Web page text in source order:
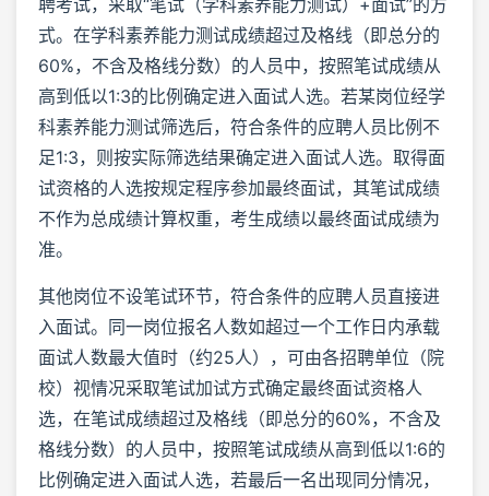
式。在学科素养能力测试成绩超过及格线（即总分的
60%，不含及格线分数）的人员中，按照笔试成绩从
高到低以1:3的比例确定进入面试人选。若某岗位经学
科素养能力测试筛选后，符合条件的应聘人员比例不
足1:3，则按实际筛选结果确定进入面试人选。取得面
试资格的人选按规定程序参加最终面试，其笔试成绩
不作为总成绩计算权重，考生成绩以最终面试成绩为
准。
其他岗位不设笔试环节，符合条件的应聘人员直接进
入面试。同一岗位报名人数如超过一个工作日内承载
面试人数最大值时（约25人），可由各招聘单位（院
校）视情况采取笔试加试方式确定最终面试资格人
选，在笔试成绩超过及格线（即总分的60%，不含及
格线分数）的人员中，按照笔试成绩从高到低以1:6的
比例确定进入面试人选，若最后一名出现同分情况，